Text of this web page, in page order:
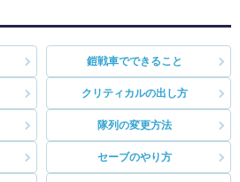
鎧戦車でできること
クリティカルの出し方
隊列の変更方法
セーブのやり方